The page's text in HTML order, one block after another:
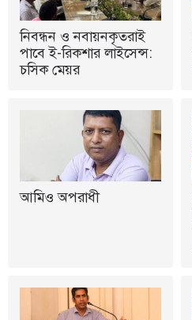
নিবন্ধন ও নবায়নকৃতরাই
পাবে ই-রিকশার লাইসেন্স:
চসিক মেয়র
আমিও অপরাধী